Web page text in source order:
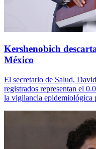
Kershenobich
México
El secretario de Salud,
registrados representan el
la vigilancia epidemiológica